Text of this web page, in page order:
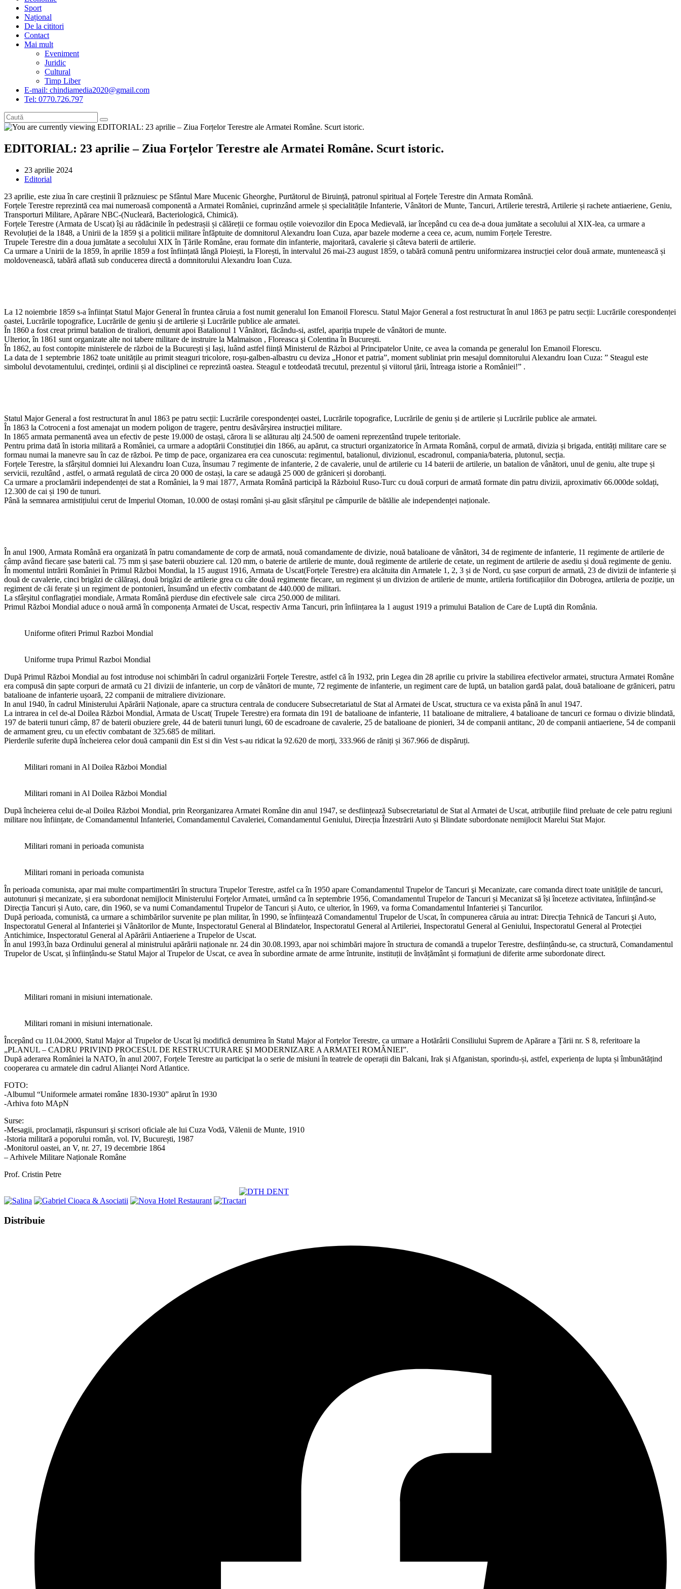
Sport
Național
De la cititori
Contact
Mai mult
Eveniment
Juridic
Cultural
Timp Liber
E-mail: chindiamedia2020@gmail.com
Tel: 0770.726.797
EDITORIAL: 23 aprilie – Ziua Forțelor Terestre ale Armatei Române. Scurt istoric.
Post
published:
23 aprilie 2024
Post
Editorial
23 aprilie, este ziua în care creștinii îl prăznuiesc pe Sfântul Mare Mucenic Gheorghe, Purtătorul de Biruință, patronul spiritual al Forțele Terestre din Armata Română.
Forțele Terestre reprezintă cea mai numeroasă componentă a Armatei României, cuprinzând armele și specialitățile Infanterie, Vânători de Munte, Tancuri, Artilerie terestră, Artilerie și rachete antiaeriene, Geniu,
Transporturi Militare, Apărare NBC-(Nucleară, Bacteriologică, Chimică).
Forțele Terestre (Armata de Uscat) își au rădăcinile în pedestrașii și călăreții ce formau oștile voievozilor din Epoca Medievală, iar începând cu cea de-a doua jumătate a secolului al XIX-lea, ca urmare a
Revoluției de la 1848, a Unirii de la 1859 și a politicii militare înfăptuite de domnitorul Alexandru Ioan Cuza, apar bazele moderne a ceea ce, acum, numim Forțele Terestre.
Trupele Terestre din a doua jumătate a secolului XIX în Țările Române, erau formate din infanterie, majoritară, cavalerie și câteva baterii de artilerie.
Ca urmare a Unirii de la 1859, în aprilie 1859 a fost înființată lângă Ploiești, la Florești, în intervalul 26 mai-23 august 1859, o tabără comună pentru uniformizarea instrucției celor două armate, muntenească și
moldovenească, tabără aflată sub conducerea directă a domnitorului Alexandru Ioan Cuza.
La 12 noiembrie 1859 s-a înființat Statul Major General în fruntea căruia a fost numit generalul Ion Emanoil Florescu. Statul Major General a fost restructurat în anul 1863 pe patru secții: Lucrările corespondenței
oastei, Lucrările topografice, Lucrările de geniu și de artilerie și Lucrările publice ale armatei.
În 1860 a fost creat primul batalion de tiraliori, denumit apoi Batalionul 1 Vânători, făcându-si, astfel, apariția trupele de vânători de munte.
Ulterior, în 1861 sunt organizate alte noi tabere militare de instruire la Malmaison , Floreasca şi Colentina în București.
În 1862, au fost contopite ministerele de război de la București și Iași, luând astfel ființă Ministerul de Război al Principatelor Unite, ce avea la comanda pe generalul Ion Emanoil Florescu.
La data de 1 septembrie 1862 toate unitățile au primit steaguri tricolore, roșu-galben-albastru cu deviza „Honor et patria”, moment subliniat prin mesajul domnitorului Alexandru Ioan Cuza: ” Steagul este
simbolul devotamentului, credinței, ordinii și al disciplinei ce reprezintă oastea. Steagul e totdeodată trecutul, prezentul și viitorul țării, întreaga istorie a României!” .
Statul Major General a fost restructurat în anul 1863 pe patru secții: Lucrările corespondenței oastei, Lucrările topografice, Lucrările de geniu și de artilerie și Lucrările publice ale armatei.
În 1863 la Cotroceni a fost amenajat un modern poligon de tragere, pentru desăvârșirea instrucției militare.
In 1865 armata permanentă avea un efectiv de peste 19.000 de ostași, cărora li se alăturau alți 24.500 de oameni reprezentând trupele teritoriale.
Pentru prima dată în istoria militară a României, ca urmare a adoptării Constituției din 1866, au apărut, ca structuri organizatorice în Armata Română, corpul de armată, divizia și brigada, entități militare care se
formau numai la manevre sau în caz de război. Pe timp de pace, organizarea era cea cunoscuta: regimentul, batalionul, divizionul, escadronul, compania/bateria, plutonul, secția.
Forțele Terestre, la sfârșitul domniei lui Alexandru Ioan Cuza, însumau 7 regimente de infanterie, 2 de cavalerie, unul de artilerie cu 14 baterii de artilerie, un batalion de vânători, unul de geniu, alte trupe și
servicii, rezultând , astfel, o armată regulată de circa 20 000 de ostași, la care se adaugă 25 000 de grăniceri și dorobanți.
Ca urmare a proclamării independenței de stat a României, la 9 mai 1877, Armata Română participă la Războiul Ruso-Turc cu două corpuri de armată formate din patru divizii, aproximativ 66.000de soldați,
12.300 de cai și 190 de tunuri.
Până la semnarea armistițiului cerut de Imperiul Otoman, 10.000 de ostași români și-au găsit sfârșitul pe câmpurile de bătălie ale independenței naționale.
În anul 1900, Armata Română era organizată în patru comandamente de corp de armată, nouă comandamente de divizie, nouă batalioane de vânători, 34 de regimente de infanterie, 11 regimente de artilerie de
câmp având fiecare șase baterii cal. 75 mm și șase baterii obuziere cal. 120 mm, o baterie de artilerie de munte, două regimente de artilerie de cetate, un regiment de artilerie de asediu și două regimente de geniu.
În momentul intrării României în Primul Război Mondial, la 15 august 1916, Armata de Uscat(Forțele Terestre) era alcătuita din Armatele 1, 2, 3 și de Nord, cu șase corpuri de armată, 23 de divizii de infanterie și
două de cavalerie, cinci brigăzi de călărași, două brigăzi de artilerie grea cu câte două regimente fiecare, un regiment și un divizion de artilerie de munte, artileria fortificațiilor din Dobrogea, artileria de poziție, un
regiment de căi ferate și un regiment de pontonieri, însumând un efectiv combatant de 440.000 de militari.
La sfârșitul conflagrației mondiale, Armata Română pierduse din efectivele sale circa 250.000 de militari.
Primul Război Mondial aduce o nouă armă în componența Armatei de Uscat, respectiv Arma Tancuri, prin înființarea la 1 august 1919 a primului Batalion de Care de Luptă din România.
Uniforme ofiteri Primul Razboi Mondial
Uniforme trupa Primul Razboi Mondial
După Primul Război Mondial au fost introduse noi schimbări în cadrul organizării Forțele Terestre, astfel că în 1932, prin Legea din 28 aprilie cu privire la stabilirea efectivelor armatei, structura Armatei Române
era compusă din șapte corpuri de armată cu 21 divizii de infanterie, un corp de vânători de munte, 72 regimente de infanterie, un regiment care de luptă, un batalion gardă palat, două batalioane de grăniceri, patru
batalioane de infanterie ușoară, 22 companii de mitraliere divizionare.
In anul 1940, în cadrul Ministerului Apărării Naționale, apare ca structura centrala de conducere Subsecretariatul de Stat al Armatei de Uscat, structura ce va exista până în anul 1947.
La intrarea in cel de-al Doilea Război Mondial, Armata de Uscat( Trupele Terestre) era formata din 191 de batalioane de infanterie, 11 batalioane de mitraliere, 4 batalioane de tancuri ce formau o divizie blindată,
197 de baterii tunuri câmp, 87 de baterii obuziere grele, 44 de baterii tunuri lungi, 60 de escadroane de cavalerie, 25 de batalioane de pionieri, 34 de companii antitanc, 20 de companii antiaeriene, 54 de companii
de armament greu, cu un efectiv combatant de 325.685 de militari.
Pierderile suferite după încheierea celor două campanii din Est si din Vest s-au ridicat la 92.620 de morți, 333.966 de răniți și 367.966 de dispăruți.
Militari romani in Al Doilea Război Mondial
Militari romani in Al Doilea Război Mondial
După încheierea celui de-al Doilea Război Mondial, prin Reorganizarea Armatei Române din anul 1947, se desființează Subsecretariatul de Stat al Armatei de Uscat, atribuțiile fiind preluate de cele patru regiuni
militare nou înființate, de Comandamentul Infanteriei, Comandamentul Cavaleriei, Comandamentul Geniului, Direcția Înzestrării Auto și Blindate subordonate nemijlocit Marelui Stat Major.
Militari romani in perioada comunista
Militari romani in perioada comunista
În perioada comunista, apar mai multe compartimentări în structura Trupelor Terestre, astfel ca în 1950 apare Comandamentul Trupelor de Tancuri şi Mecanizate, care comanda direct toate unitățile de tancuri,
autotunuri și mecanizate, și era subordonat nemijlocit Ministerului Forțelor Armatei, urmând ca în septembrie 1956, Comandamentul Trupelor de Tancuri și Mecanizat să își înceteze activitatea, înființând-se
Direcția Tancuri și Auto, care, din 1960, se va numi Comandamentul Trupelor de Tancuri și Auto, ce ulterior, în 1969, va forma Comandamentul Infanteriei și Tancurilor.
După perioada, comunistă, ca urmare a schimbărilor survenite pe plan militar, în 1990, se înființează Comandamentul Trupelor de Uscat, în compunerea căruia au intrat: Direcția Tehnică de Tancuri şi Auto,
Inspectoratul General al Infanteriei și Vânătorilor de Munte, Inspectoratul General al Blindatelor, Inspectoratul General al Artileriei, Inspectoratul General al Geniului, Inspectoratul General al Protecției
Antichimice, Inspectoratul General al Apărării Antiaeriene a Trupelor de Uscat.
În anul 1993,în baza Ordinului general al ministrului apărării naționale nr. 24 din 30.08.1993, apar noi schimbări majore în structura de comandă a trupelor Terestre, desființându-se, ca structură, Comandamentul
Trupelor de Uscat, și înființându-se Statul Major al Trupelor de Uscat, ce avea în subordine armate de arme întrunite, instituții de învățământ și formațiuni de diferite arme subordonate direct.
Militari romani in misiuni internationale.
Militari romani in misiuni internationale.
Începând cu 11.04.2000, Statul Major al Trupelor de Uscat își modifică denumirea în Statul Major al Forțelor Terestre, ca urmare a Hotărârii Consiliului Suprem de Apărare a Țării nr. S 8, referitoare la
„PLANUL – CADRU PRIVIND PROCESUL DE RESTRUCTURARE ŞI MODERNIZARE A ARMATEI ROMÂNIEI”.
După aderarea României la NATO, în anul 2007, Forțele Terestre au participat la o serie de misiuni în teatrele de operații din Balcani, Irak și Afganistan, sporindu-și, astfel, experiența de lupta și îmbunătățind
cooperarea cu armatele din cadrul Alianței Nord Atlantice.
FOTO:
-Albumul “Uniformele armatei române 1830-1930” apărut în 1930
-Arhiva foto MApN
Surse:
-Mesagii, proclamații, răspunsuri şi scrisori oficiale ale lui Cuza Vodă, Vălenii de Munte, 1910
-Istoria militară a poporului român, vol. IV, București, 1987
-Monitorul oastei, an V, nr. 27, 19 decembrie 1864
– Arhivele Militare Naționale Române
Prof. Cristin Petre
DistribuieShare